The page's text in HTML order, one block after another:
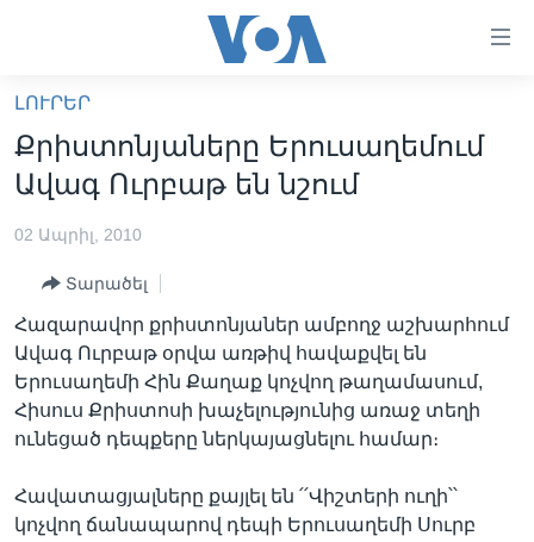
հիմնական
բովանդակությանը
անցնել
հիմնական
բովանդակությանը
բովանդակություն
ԼՈՒՐԵՐ
ՖԻԼՄԵՐ
ՖԻԼՄԵՐ
IN ENGLISH
ՄԵՐ ՄԱՍԻՆ
ՄԵՐ ՄԱՍԻՆ
«ԱՄԵՐԻԿԱՅԻ ՁԱՅՆ»-Ի ԿԱՆՈՆԱԴՐՈՒԹՅՈՒՆ
ՈՒԿՐԱԻՆԱԿԱՆ ՊԱՏԵՐԱԶՄ
Learning English
ՀԵՏԵՒԵՔ ՄԵԶ
ԼՈՒՐԵՐ
Քրիստոնյաները Երուսաղեմում
Ավագ Ուրբաթ են նշում
02 Ապրիլ, 2010
Տարածել
Հազարավոր քրիստոնյաներ ամբողջ աշխարհում
Ավագ Ուրբաթ օրվա առթիվ հավաքվել են
Երուսաղեմի Հին Քաղաք կոչվող թաղամասում,
Հիսուս Քրիստոսի խաչելությունից առաջ տեղի
ունեցած դեպքերը ներկայացնելու համար։
Հավատացյալները քայլել են ՛՛Վիշտերի ուղի՝՝
կոչվող ճանապարով դեպի Երուսաղեմի Սուրբ